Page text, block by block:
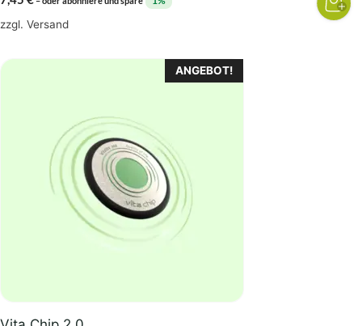
zzgl. Versand
ANGEBOT!
Dieses
Varianten
Produktseite